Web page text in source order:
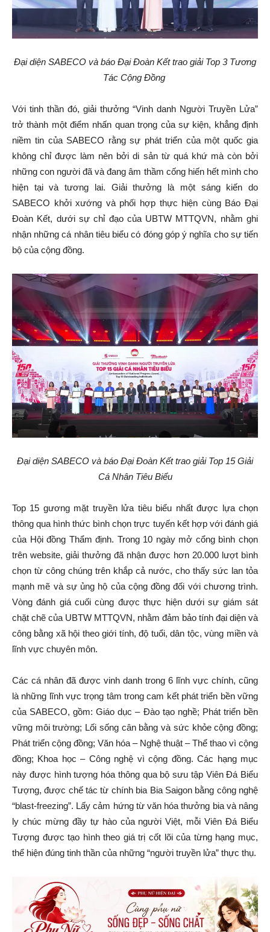
Đại diện SABECO và báo Đại Đoàn Kết trao giải Top 3 Tương
Tác Cộng Đồng
Với tinh thần đó, giải thưởng “Vinh danh Người Truyền Lửa”
trở thành một điểm nhấn quan trọng của sự kiện, khẳng định
niềm tin của SABECO rằng sự phát triển của một quốc gia
không chỉ được làm nên bởi di sản từ quá khứ mà còn bởi
những con người đã và đang âm thầm cống hiến hết mình cho
hiện tại và tương lai. Giải thưởng là một sáng kiến do
SABECO khởi xướng và phối hợp thực hiện cùng Báo Đại
Đoàn Kết, dưới sự chỉ đạo của UBTW MTTQVN, nhằm ghi
nhận những cá nhân tiêu biểu có đóng góp ý nghĩa cho sự tiến
bộ của cộng đồng.
Đại diện SABECO và báo Đại Đoàn Kết trao giải Top 15 Giải
Cá Nhân Tiêu Biểu
Top 15 gương mặt truyền lửa tiêu biểu nhất được lựa chọn
thông qua hình thức bình chọn trực tuyến kết hợp với đánh giá
của Hội đồng Thẩm định. Trong 10 ngày mở cổng bình chọn
trên website, giải thưởng đã nhận được hơn 20.000 lượt bình
chọn từ công chúng trên khắp cả nước, cho thấy sức lan tỏa
mạnh mẽ và sự ủng hộ của cộng đồng đối với chương trình.
Vòng đánh giá cuối cùng được thực hiện dưới sự giám sát
chặt chẽ của UBTW MTTQVN, nhằm đảm bảo tính đại diện và
công bằng xã hội theo giới tính, độ tuổi, dân tộc, vùng miền và
lĩnh vực chuyên môn.
Các cá nhân đã được vinh danh trong 6 lĩnh vực chính, cũng
là những lĩnh vực trọng tâm trong cam kết phát triển bền vững
của SABECO, gồm: Giáo dục – Đào tạo nghề; Phát triển bền
vững môi trường; Lối sống cân bằng và sức khỏe cộng đồng;
Phát triển cộng đồng; Văn hóa – Nghệ thuật – Thể thao vì cộng
đồng; Khoa học – Công nghệ vì cộng đồng. Các hạng mục
này được hình tượng hóa thông qua bộ sưu tập Viên Đá Biểu
Tượng, được chế tác từ chính bia Bia Saigon bằng công nghệ
“blast-freezing”. Lấy cảm hứng từ văn hóa thưởng bia và nâng
ly chúc mừng đầy tự hào của người Việt, mỗi Viên Đá Biểu
Tượng được tạo hình theo giá trị cốt lõi của từng hạng mục,
thể hiện đúng tinh thần của những “người truyền lửa” thực thụ.